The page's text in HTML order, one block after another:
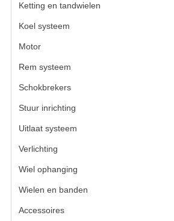
Ketting en tandwielen
Koel systeem
Motor(72)
Rem systeem
Schokbrekers(13)
Stuur inrichting
Uitlaat systeem
Verlichting
Wiel ophanging
Wielen en banden
Accessoires(62)